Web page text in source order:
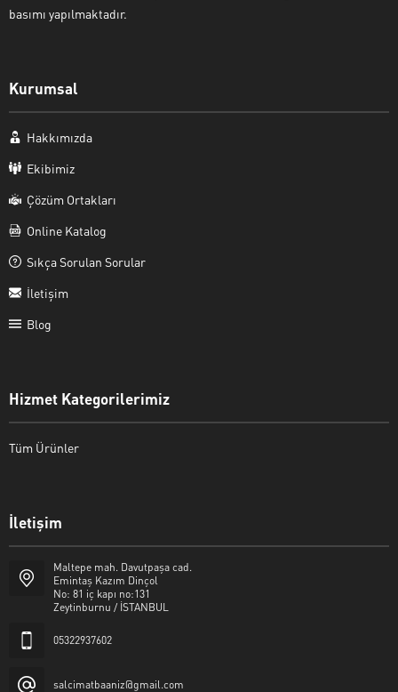
basımı yapılmaktadır.
Kurumsal
Hakkımızda
Ekibimiz
Çözüm Ortakları
Online Katalog
Sıkça Sorulan Sorular
İletişim
Blog
Hizmet Kategorilerimiz
Tüm Ürünler
İletişim
Maltepe mah. Davutpaşa cad.
Emintaş Kazım Dinçol
No: 81 iç kapı no:131
Zeytinburnu / İSTANBUL
05322937602
salcimatbaaniz@gmail.com